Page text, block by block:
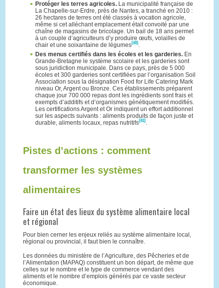
Protéger les terres agricoles. La municipalité française de
La Chapelle-sur-Erdre, près de Nantes, a tranché en 2010 :
26 hectares de terres ont été classés à vocation agricole,
même si cet alléchant emplacement était convoité par une
chaîne de magasins de bricolage. Un bail de 18 ans permet
à un couple d’agriculteurs d’y produire œufs, volailles de
chair et une soixantaine de légumes[40] .
Des menus certifiés dans les écoles et les garderies.En
Grande-Bretagne le système scolaire et les garderies sont
sous juridiction municipale. Dans ce pays, près de 5 000
écoles et 300 garderies sont certifiées par l’organisation Soil
Association sous la désignation Food for Life Catering Mark
niveau Or, Argent ou Bronze. Ces établissements préparent
chaque jour 700 000 repas dont les ingrédients sont frais et
exempts d’additifs et d’organismes génétiquement modifiés.
Les certifications Argent et Or indiquent un effort additionnel
sur les aspects suivants : aliments produits de façon juste et
durable, aliments locaux, repas nutritifs[41] .
Pistes d’actions : comment
transformer les systèmes
alimentaires
Faire un état des lieux du système alimentaire local
et régional
Pour bien cerner les enjeux reliés au système alimentaire local,
régional ou provincial, il faut bien le connaître.
Les données du ministère de l’Agriculture, des Pêcheries et de
l’Alimentation (MAPAQ) constituent un bon départ, de même que
celles sur le nombre et le type de commerce vendant des
aliments et le nombre d’emplois générés par ce vaste secteur
économique.